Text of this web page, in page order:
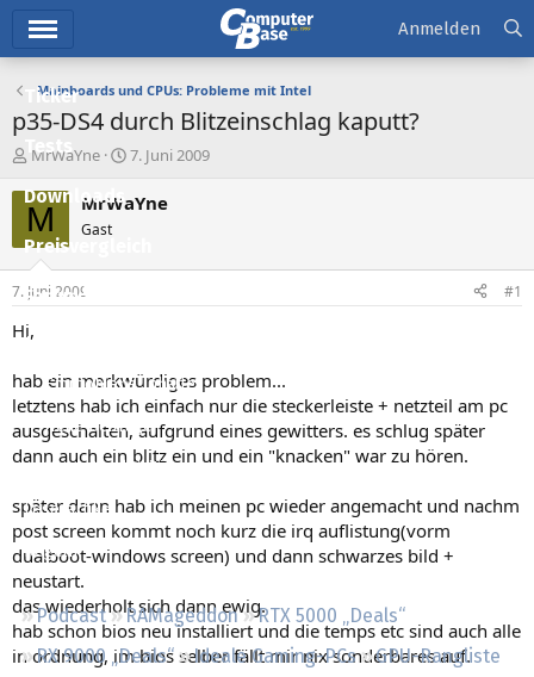
Ticker
Tests
Downloads
Preisvergleich
Forum
Aktuelles
Empfohlene Inhalte
Neue Beiträge
Neueste Aktivitäten
Leserartikel
Regeln
Podcast RAMageddon
RTX 5000 „Deals“
RX 9000 „Deals“
Ideale Gaming-PCs
GPU-Rangliste
Anmelden
Mainboards und CPUs: Probleme mit Intel
p35-DS4 durch Blitzeinschlag kaputt?
E
s
t
e
e
MrWaYne
E
s
t
7. Juni 2009
M MrWaYne
Gast
7. Juni 2009 #1
Hi,
hab ein merkwürdiges problem...
letztens hab ich einfach nur die steckerleiste + netzteil am pc
ausgeschalten, aufgrund eines gewitters. es schlug später
dann auch ein blitz ein und ein "knacken" war zu hören.
später dann hab ich meinen pc wieder angemacht und nachm
post screen kommt noch kurz die irq auflistung(vorm
dualboot-windows screen) und dann schwarzes bild +
neustart.
das wiederholt sich dann ewig.
hab schon bios neu installiert und die temps etc sind auch alle
in ordnung, im bios selber fällt mir nix sonderbares auf.